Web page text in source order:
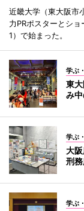
近畿大学（東大阪市
力PRポスターとシ
1）で始まった。
学ぶ
東
み
学ぶ
大
刑
学ぶ